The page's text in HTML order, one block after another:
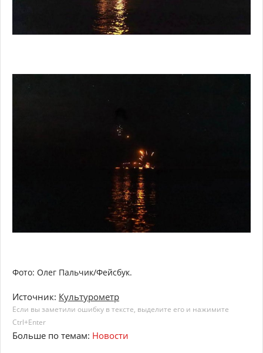
Фото: Олег Пальчик/Фейсбук.
Источник: Культурометр
Если вы заметили ошибку в тексте, выделите его и нажимите
Ctrl+Enter
Больше по темам: Новости